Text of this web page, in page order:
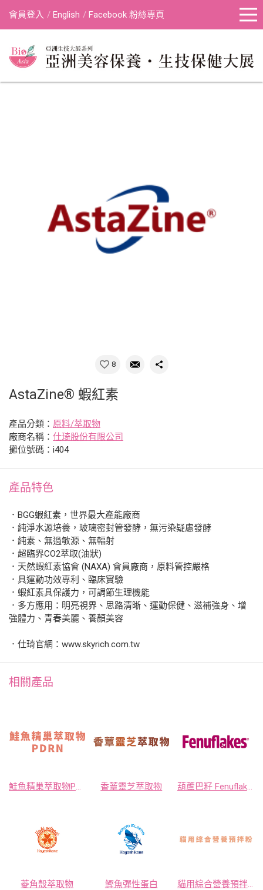
會員登入 English Facebook 粉絲專頁
8
AstaZine® 蝦紅素
產品分類： 原料/萃取物
廠商名稱： 仕琦股份有限公司
攤位號碼：i404
產品特色
．BGG蝦紅素，世界最大產能廠商
．純淨水源培養，玻璃密封管發酵，無污染疑慮發酵
．純素、無過敏源、無輻射
．超臨界CO2萃取(油狀)
．天然蝦紅素協會 (NAXA) 會員廠商，原料管控嚴格
．具運動功效專利、臨床實驗
．蝦紅素具保護力，可調節生理機能
．多方應用：明亮視界、思路清晰、運動保健、滋補強身、增
強體力、青春美麗、養顏美容
．仕琦官網：www.skyrich.com.tw
相關產品
鮭魚精巢萃取物PDRN 香蕈靈芝萃取物 葫蘆巴籽 Fenuflakes
菱角殼萃取物 鰹魚彈性蛋白 貓用綜合營養預拌粉